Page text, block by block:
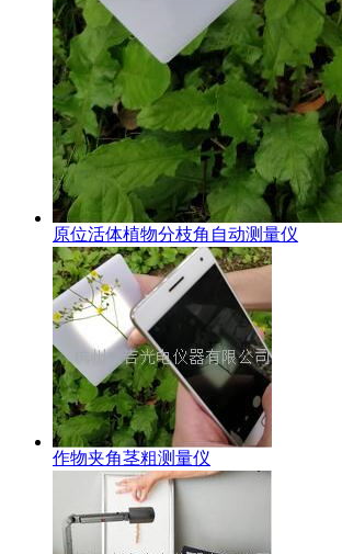
原位活体植物分枝角自动测量仪
作物夹角茎粗测量仪